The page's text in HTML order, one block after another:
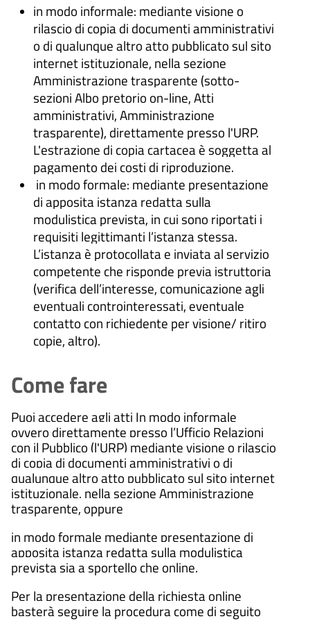
in modo informale: mediante visione o
rilascio di copia di documenti amministrativi
o di qualunque altro atto pubblicato sul sito
internet istituzionale, nella sezione
Amministrazione trasparente (sotto-
sezioni Albo pretorio on-line, Atti
amministrativi, Amministrazione
trasparente), direttamente presso l'URP.
L'estrazione di copia cartacea è soggetta al
pagamento dei costi di riproduzione.
in modo formale: mediante presentazione
di apposita istanza redatta sulla
modulistica prevista, in cui sono riportati i
requisiti legittimanti l’istanza stessa.
L’istanza è protocollata e inviata al servizio
competente che risponde previa istruttoria
(verifica dell’interesse, comunicazione agli
eventuali controinteressati, eventuale
contatto con richiedente per visione/ ritiro
copie, altro).
Come fare
Puoi accedere agli atti In modo informale
ovvero direttamente presso l’Ufficio Relazioni
con il Pubblico (l'URP) mediante visione o rilascio
di copia di documenti amministrativi o di
qualunque altro atto pubblicato sul sito internet
istituzionale, nella sezione Amministrazione
trasparente, oppure
in modo formale mediante presentazione di
apposita istanza redatta sulla modulistica
prevista sia a sportello che online.
Per la presentazione della richiesta online
basterà seguire la procedura come di seguito